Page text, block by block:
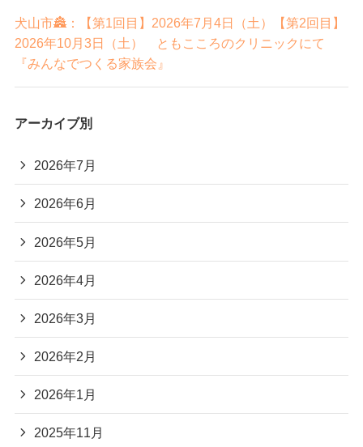
犬山市🏯：【第1回目】2026年7月4日（土）【第2回目】
2026年10月3日（土） ともこころのクリニックにて
『みんなでつくる家族会』
アーカイブ別
2026年7月
2026年6月
2026年5月
2026年4月
2026年3月
2026年2月
2026年1月
2025年11月